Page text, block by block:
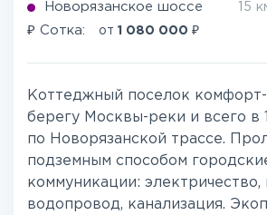
Новорязанское шоссе 15
₽ Сотка: от 1 080 000 ₽
Коттеджный поселок комфорт-
берегу Москвы-реки и всего
по Новорязанской трассе.
подземным способом
коммуникации: электричество,
водопровод, канализация.